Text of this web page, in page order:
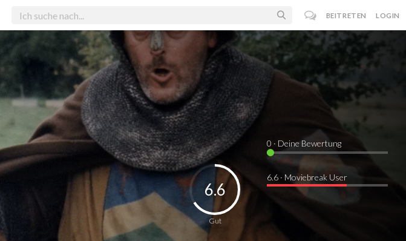
BEITRETEN LOGIN
Gut
6.6
0 · Deine Bewertung
6.6 · Moviebreak User